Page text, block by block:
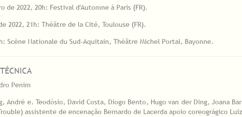
de 2022, 20h: Festival d'Automne à Paris (FR).
2022, 21h: Théâtre de la Cité, Toulouse (FR).
Scène Nationale du Sud-Aquitain, Théâtre Michel Portal, Bayonne.
Penim
André e. Teodósio, David Costa, Diogo Bento, Hugo van der Ding, Joana
assistente de encenação Bernardo de Lacerda apoio coreográgico